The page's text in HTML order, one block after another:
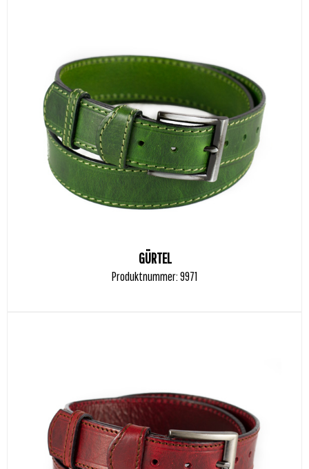
GÜRTEL
Produktnummer: 9971